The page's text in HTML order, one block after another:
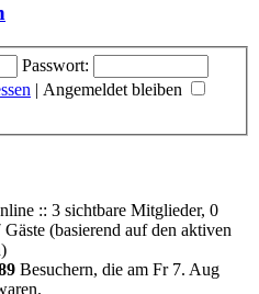
Passwort:
| Angemeldet bleiben
:: 3 sichtbare Mitglieder, 0
(basierend auf den aktiven
Besuchern, die am Fr 7. Aug